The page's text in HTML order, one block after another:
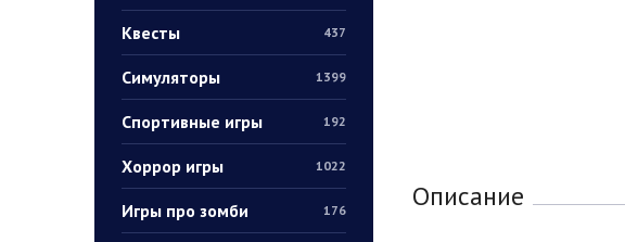
Квесты 437
Симуляторы 1399
Спортивные игры 192
Хоррор игры 1022
Игры про зомби 176 Описание